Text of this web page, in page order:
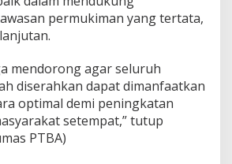
permukiman yang tertata,
mendorong agar seluruh
diserahkan dapat dimanfaatkan
optimal demi peningkatan
setempat,” tutup
PTBA)